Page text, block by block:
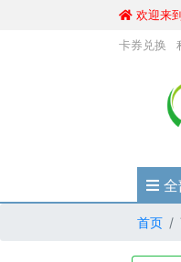
欢迎来
卡券兑换
首页